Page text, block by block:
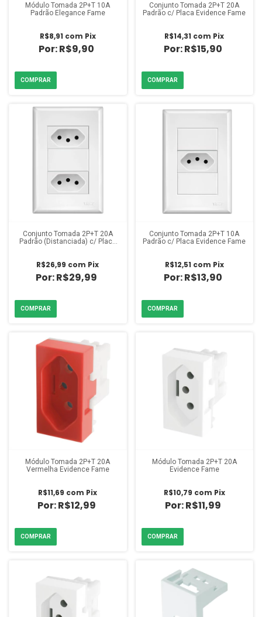
Módulo Tomada 2P+T 10A
Padrão Elegance Fame
R$9,90
R$8,91 com Pix
Conjunto Tomada 2P+T 20A
Padrão c/ Placa Evidence Fame
R$15,90
R$14,31 com Pix
Conjunto Tomada 2P+T 20A
Padrão (Distanciada) c/ Placa
R$29,99
R$26,99 com Pix
Conjunto Tomada 2P+T 10A
Padrão c/ Placa Evidence Fame
R$13,90
R$12,51 com Pix
Módulo Tomada 2P+T 20A
Vermelha Evidence Fame
R$12,99
R$11,69 com Pix
Módulo Tomada 2P+T 20A
Evidence Fame
R$11,99
R$10,79 com Pix